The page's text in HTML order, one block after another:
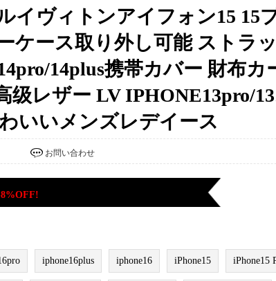
イヴィトンアイフォン15 15
ケース取り外し可能 ストラ
14plus携帯カバー 財布カ
级レザー LV IPHONE13pro/
いいメンズレデイース
お問い合わせ
iphone16plus iphone16 iPhone15 iPhone15